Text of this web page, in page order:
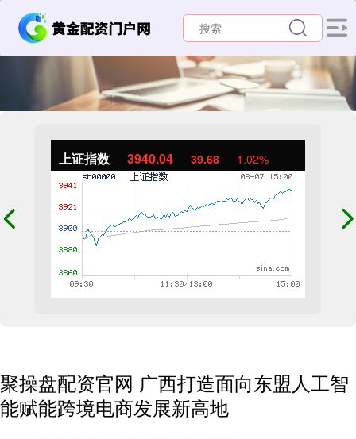
上证指数 3940.04 39.68 1.02%
聚操盘配资官网 广西打造面向东盟人工智
能赋能跨境电商发展新高地